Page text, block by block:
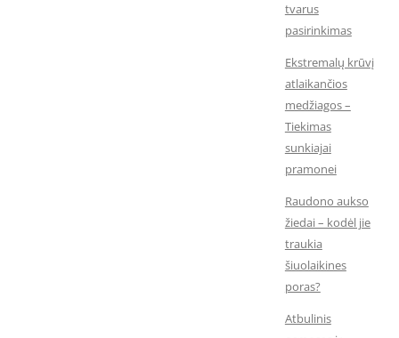
tvarus
pasirinkimas
Ekstremalų krūvį
atlaikančios
medžiagos –
Tiekimas
sunkiajai
pramonei
Raudono aukso
žiedai – kodėl jie
traukia
šiuolaikines
poras?
Atbulinis